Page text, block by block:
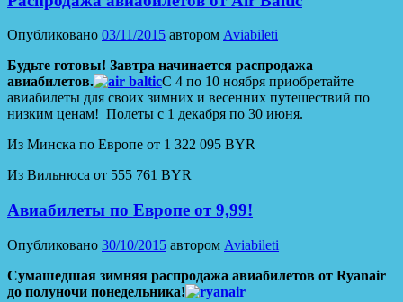
Опубликовано 03/11/2015 автором Aviabileti
Будьте готовы! Завтра начинается распродажа
авиабилетов.
С 4 по 10 ноября приобретайте
авиабилеты для своих зимних и весенних путешествий по
низким ценам! Полеты с 1 декабря по 30 июня.
Из Минска по Европе от 1 322 095 BYR
Из Вильнюса от 555 761 BYR
Авиабилеты по Европе от 9,99!
Опубликовано 30/10/2015 автором Aviabileti
Сумашедшая зимняя распродажа авиабилетов от Ryanair
до полуночи понедельника!